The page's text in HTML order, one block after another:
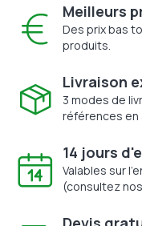
Meilleurs
Des prix bas
produits.
Livraison
3 modes de
références en
14 jours
Valables sur
(consultez nos